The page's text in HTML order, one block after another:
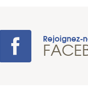
Rejoignez-